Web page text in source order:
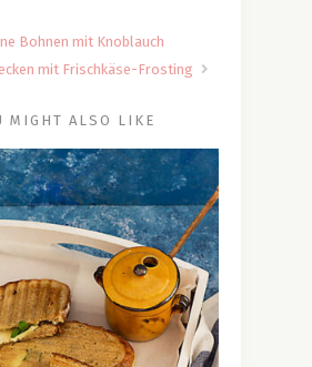
Bohnen mit Knoblauch
mit Frischkäse-Frosting
MIGHT ALSO LIKE